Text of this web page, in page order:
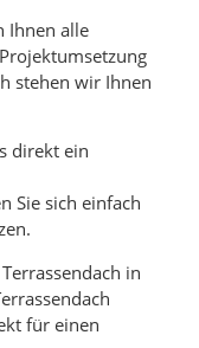
Ihnen alle
stehen wir Ihnen
direkt ein
Sie sich einfach
in
für einen